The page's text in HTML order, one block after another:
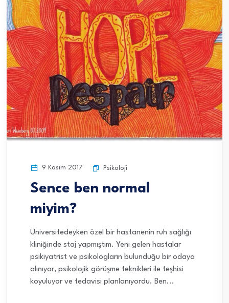
9 Kasım 2017 Psikoloji
Sence ben normal
miyim?
Üniversitedeyken özel bir hastanenin ruh sağlığı
kliniğinde staj yapmıştım. Yeni gelen hastalar
psikiyatrist ve psikologların bulunduğu bir odaya
alınıyor, psikolojik görüşme teknikleri ile teşhisi
koyuluyor ve tedavisi planlanıyordu. Ben...